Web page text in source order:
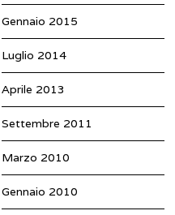
Gennaio 2015
Luglio 2014
Aprile 2013
Settembre 2011
Marzo 2010
Gennaio 2010